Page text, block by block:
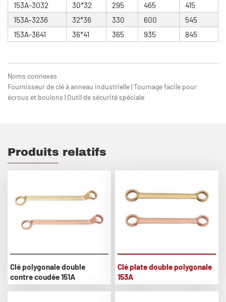
153A-3032
30*32 295 465
415
153A-3236
32*36 330 600
545
153A-3641
36*41 365 935 845
Noms connexes
Fournisseur de clé à anneau industrielle | Tournage facile pour
écrous et boulons | Outil de sécurité spéciale
Produits relatifs
Clé polygonale double
contre coudée 151A
Clé plate double polygonale
153A